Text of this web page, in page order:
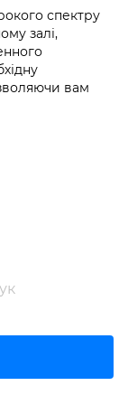
спектру
залі,
вам